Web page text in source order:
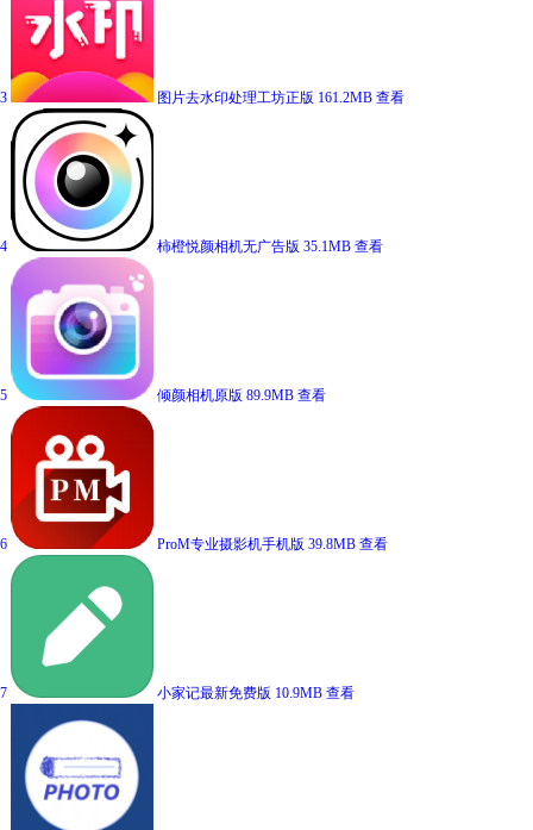
3 图片去水印处理工坊正版 161.2MB 查看
4 柿橙悦颜相机无广告版 35.1MB 查看
5 倾颜相机原版 89.9MB 查看
6 ProM专业摄影机手机版 39.8MB 查看
7 小家记最新免费版 10.9MB 查看